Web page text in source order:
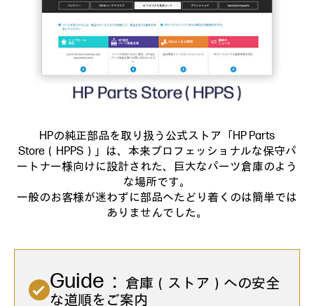
HPの純正部品を取り扱う公式ストア「HP Parts
Store（HPPS）」は、 本来プロフェッショナルな保守パ
ートナー様向けに設計された、巨大なパーツ倉庫のよう
な場所です。
一般のお客様が迷わずに部品へたどり着くのは簡単では
ありませんでした。
Guide： 倉庫（ストア）への安全
な道順をご案内